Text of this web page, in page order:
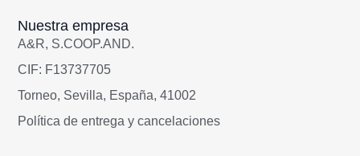
Nuestra empresa
A&R, S.COOP.AND.
CIF: F13737705
Torneo, Sevilla, España, 41002
Política de entrega y cancelaciones